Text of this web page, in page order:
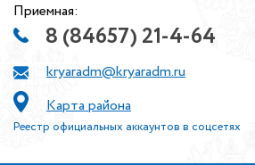
Приемная:
8 (84657) 21-4-64
kryaradm@kryaradm.ru
Карта района
Реестр официальных аккаунтов в соцсетях